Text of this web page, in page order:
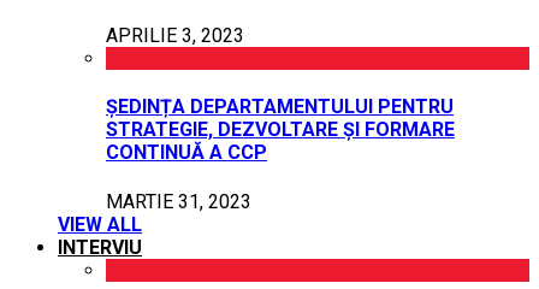
APRILIE 3, 2023
ȘEDINȚA DEPARTAMENTULUI PENTRU
STRATEGIE, DEZVOLTARE ȘI FORMARE
CONTINUĂ A CCP
MARTIE 31, 2023
VIEW ALL
INTERVIU